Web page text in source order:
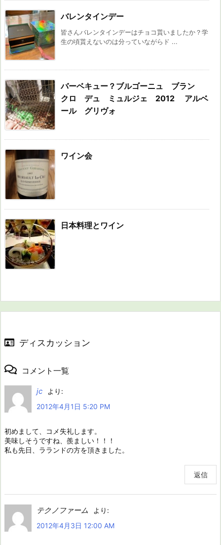
バレンタインデー
皆さんバレンタインデーはチョコ貰いましたか？学
生の頃貰えないのは分っていながらド ...
バーベキュー？ブルゴーニュ ブラン
クロ デュ ミュルジェ 2012 アルベ
ール グリヴォ
ワイン会
日本料理とワイン
ディスカッション
コメント一覧
jc
より:
2012年4月1日 5:20 PM
初めまして、コメ失礼します。
美味しそうですね、羨ましい！！！
私も先日、ラランドの方を頂きました。
返信
テクノファーム
より:
2012年4月3日 12:00 AM